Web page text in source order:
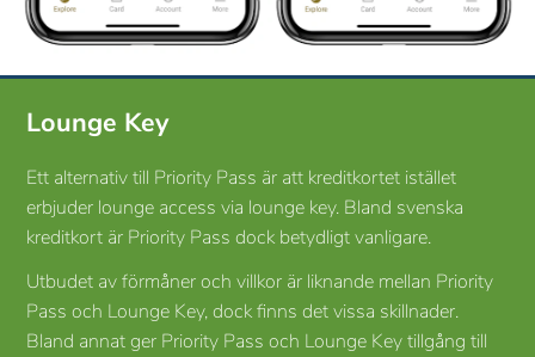
Lounge Key
Ett alternativ till Priority Pass är att kreditkortet istället
erbjuder lounge access via lounge key. Bland svenska
kreditkort är Priority Pass dock betydligt vanligare.
Utbudet av förmåner och villkor är liknande mellan Priority
Pass och Lounge Key, dock finns det vissa skillnader.
Bland annat ger Priority Pass och Lounge Key tillgång till